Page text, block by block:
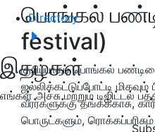
Directory
இதழ்கள்
எங்கள் அச்சு மற்றும் டிஜிட்டல்
பொங்கல்
festival)
குறிப்பாகப் பொங்கல்
ஜல்லிக்கட்டுப்போட்டி
வீரர்களுக்கு தங்கக்காசு,
பொருட்களும்,